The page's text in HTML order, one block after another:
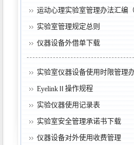
运动心理实验室管理办法汇编
实验室管理规定总则
仪器设备外借单下载
实验室仪器设备使用时限管理
EyelinkⅡ操作规程
实验仪器使用记录表
实验室安全管理承诺书下载
仪器设备对外使用收费管理